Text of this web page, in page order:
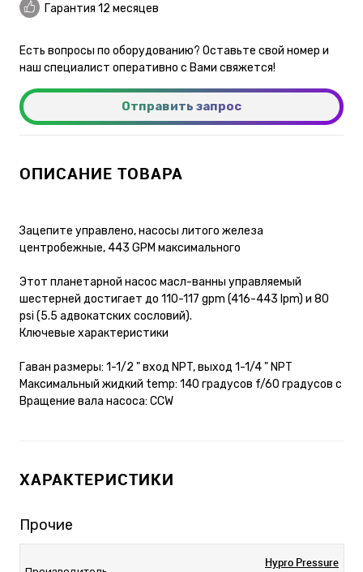
Гарантия 12 месяцев
Есть вопросы по оборудованию? Оставьте свой номер и
наш специалист оперативно с Вами свяжется!
Отправить запрос
ОПИСАНИЕ ТОВАРА
Зацепите управлено, насосы литого железа
центробежные, 443 GPM максимального
Этот планетарной насос масл-ванны управляемый
шестерней достигает до 110-117 gpm (416-443 lpm) и 80
psi (5.5 адвокатских сословий).
Ключевые характеристики
Гаван размеры: 1-1/2 " вход NPT, выход 1-1/4 " NPT
Максимальный жидкий temp: 140 градусов f/60 градусов c
Вращение вала насоса: CCW
ХАРАКТЕРИСТИКИ
Прочие
Hypro Pressure